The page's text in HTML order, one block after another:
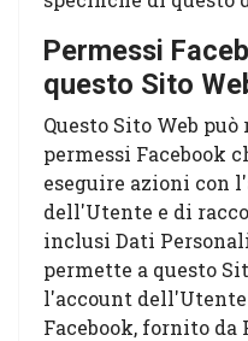
Permessi
questo Sito
Questo Sito Web
permessi Facebook
eseguire azioni con
dell'Utente e di
inclusi Dati
permette a questo
l'account
Facebook, fornito da